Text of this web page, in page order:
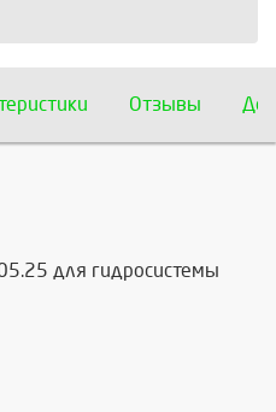
Отзывы
для гидросистемы